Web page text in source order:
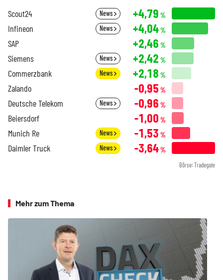
Scout24 News +4,79 %
Infineon News +4,04%
SAP +2,46 %
Siemens News +2,42 %
Commerzbank News +2,18 %
Zalando -0,95 %
Deutsche Telekom News -0,96 %
Beiersdorf -1,00 %
Munich Re News -1,53 %
Daimler Truck News -3,64%
Börse: Tradegate
Mehr zum Thema